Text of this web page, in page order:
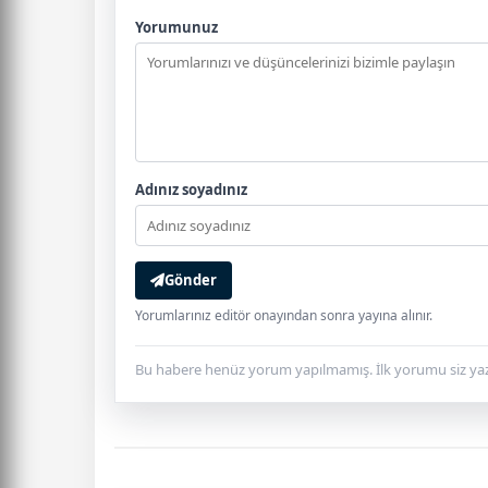
Yorumunuz
Adınız soyadınız
Gönder
Yorumlarınız editör onayından sonra yayına alınır.
Bu habere henüz yorum yapılmamış. İlk yorumu siz